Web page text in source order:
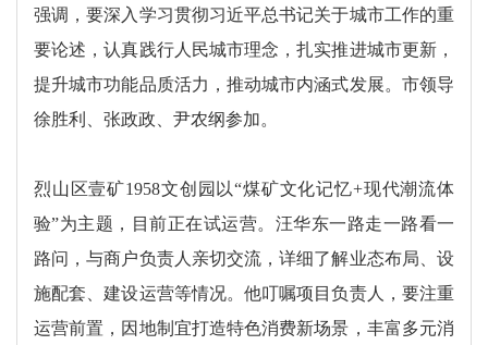
强调，要深入学习贯彻习近平总书记关于城市工作的重
要论述，认真践行人民城市理念，扎实推进城市更新，
提升城市功能品质活力，推动城市内涵式发展。市领导
徐胜利、张政政、尹农纲参加。
烈山区壹矿1958文创园以“煤矿文化记忆+现代潮流体
验”为主题，目前正在试运营。汪华东一路走一路看一
路问，与商户负责人亲切交流，详细了解业态布局、设
施配套、建设运营等情况。他叮嘱项目负责人，要注重
运营前置，因地制宜打造特色消费新场景，丰富多元消